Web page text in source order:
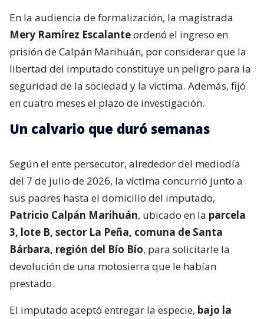
En la audiencia de formalización, la magistrada
Mery Ramírez Escalanteordenó el ingreso en
prisión de Calpán Marihuán, por considerar que la
libertad del imputado constituye un peligro para la
seguridad de la sociedad y la víctima. Además, fijó
en cuatro meses el plazo de investigación.
Un calvario que duró semanas
Según el ente persecutor, alrededor del mediodía
del 7 de julio de 2026, la víctima concurrió junto a
sus padres hasta el domicilio del imputado,
Patricio Calpán Marihuán, ubicado en la parcela
3, lote B, sector La Peña, comuna de Santa
Bárbara, región del Bío Bío, para solicitarle la
devolución de una motosierra que le habían
prestado.
El imputado aceptó entregar la especie, bajo la